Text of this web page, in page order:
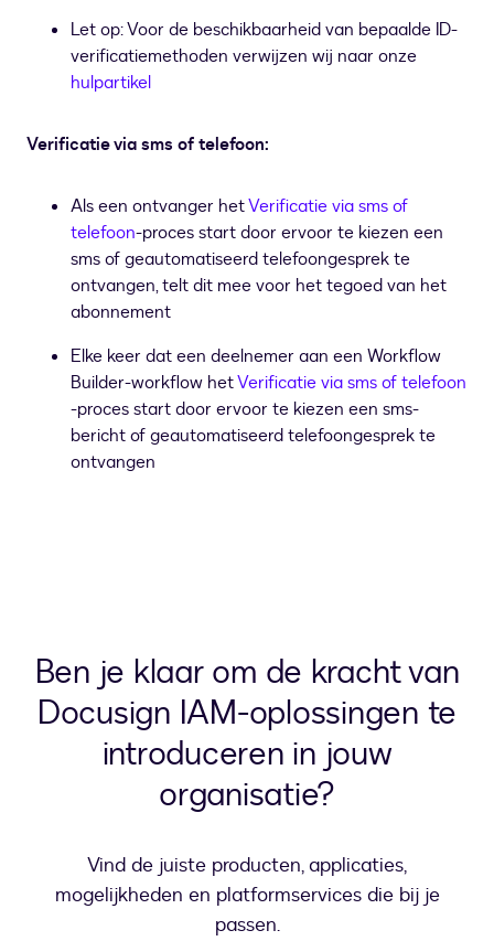
Let op: Voor de beschikbaarheid van bepaalde ID-
verificatiemethoden verwijzen wij naar onze
hulpartikel
Verificatie via sms of telefoon:
Als een ontvanger hetVerificatie via sms of
telefoon-proces start door ervoor te kiezen een
sms of geautomatiseerd telefoongesprek te
ontvangen, telt dit mee voor het tegoed van het
abonnement
Elke keer dat een deelnemer aan een Workflow
Builder-workflow hetVerificatie via sms of telefoon
-proces start door ervoor te kiezen een sms-
bericht of geautomatiseerd telefoongesprek te
ontvangen
Ben je klaar om de kracht van
Docusign IAM-oplossingen te
introduceren in jouw
organisatie?
Vind de juiste producten, applicaties,
mogelijkheden en platformservices die bij je
passen.